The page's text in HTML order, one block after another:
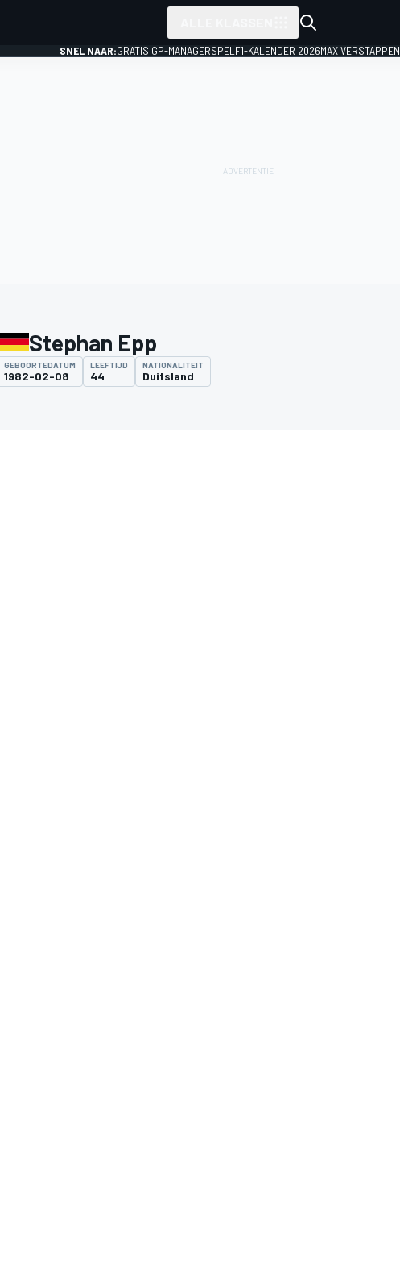
SNEL NAAR:GRATIS GP-MANAGERSPEL F1-KALENDER 2026MAX VERSTAPPEN
Stephan Epp
GEBOORTEDATUM
1982-02-08
LEEFTIJD
44
NATIONALITEIT
Duitsland